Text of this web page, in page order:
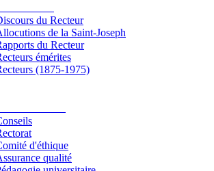
du Recteur
de la Saint-Joseph
du Recteur
émérites
(1875-1975)
d'éthique
qualité